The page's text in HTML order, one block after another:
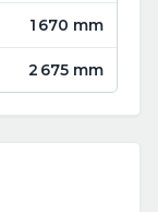
1 670 mm
2 675 mm